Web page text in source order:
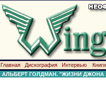
Главная Дискография Интервью Книги
АЛЬБЕРТ ГОЛДМАН. "ЖИЗНИ ДЖОНА